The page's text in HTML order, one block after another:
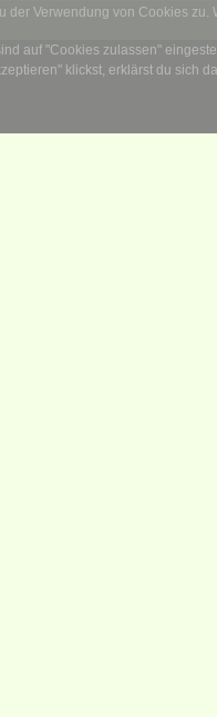
der Verwendung von Cookies zu.
auf "Cookies zulassen"
klickst, erklärst du sich